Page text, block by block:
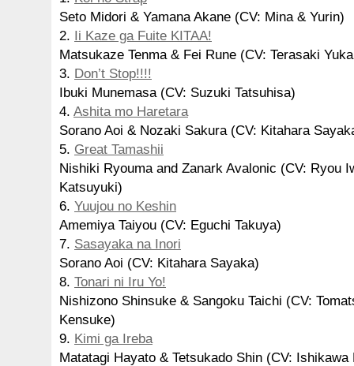
Seto Midori & Yamana Akane (CV: Mina & Yurin)
2. Ii Kaze ga Fuite KITAA!
Matsukaze Tenma & Fei Rune (CV: Terasaki
3. Don’t Stop!!!!
Ibuki Munemasa (CV: Suzuki Tatsuhisa)
4. Ashita mo Haretara
Sorano Aoi & Nozaki Sakura (CV: Kitahara
5. Great Tamashii
Nishiki Ryouma and Zanark Avalonic (CV: Ryou
Katsuyuki)
6. Yuujou no Keshin
Amemiya Taiyou (CV: Eguchi Takuya)
7. Sasayaka na Inori
Sorano Aoi (CV: Kitahara Sayaka)
8. Tonari ni Iru Yo!
Nishizono Shinsuke & Sangoku Taichi (CV:
Kensuke)
9. Kimi ga Ireba
Matatagi Hayato & Tetsukado Shin (CV: Ishikawa